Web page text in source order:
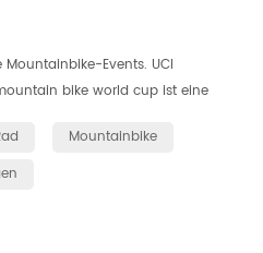
Events. UCI
bike world cup ist eine
Mountainbike